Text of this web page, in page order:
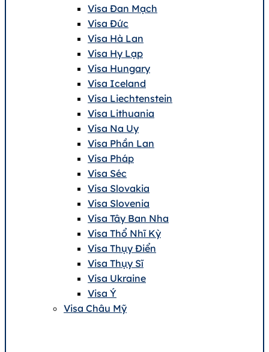
Visa Đan Mạch
Visa Đức
Visa Hà Lan
Visa Hy Lạp
Visa Hungary
Visa Iceland
Visa Liechtenstein
Visa Lithuania
Visa Na Uy
Visa Phần Lan
Visa Pháp
Visa Séc
Visa Slovakia
Visa Slovenia
Visa Tây Ban Nha
Visa Thổ Nhĩ Kỳ
Visa Thụy Điển
Visa Thụy Sĩ
Visa Ukraine
Visa Ý
Visa Châu Mỹ